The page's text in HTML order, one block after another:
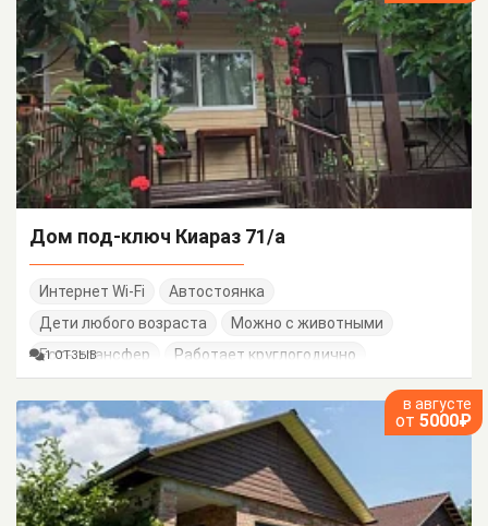
Дом под-ключ Киараз 71/а
Интернет Wi-Fi
Автостоянка
Дети любого возраста
Можно с животными
Есть трансфер
Работает круглогодично
1 ОТЗЫВ
в августе
от 5000₽